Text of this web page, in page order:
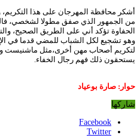
أشكر محافظة المهرجان على هذا التكريم،
من الجمهور الذي صفق مطولا لشخصي،
الحفاوة تؤكد أني على الطريق الصحيح،
وهو تشجيع لكل الشباب للمضي قدما في
لتكريم أصحاب مهن أخرى،مثل ماشنيست
يستحقون ذلك فهم رجال الخفاء.
حوار: صارة بوعياد
شاركها
Facebook
Twitter